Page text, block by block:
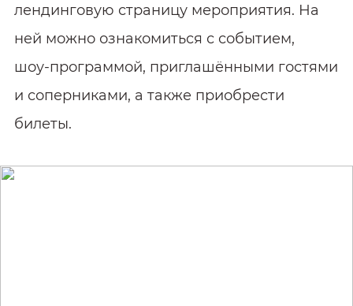
лендинговую страницу мероприятия. На
ней можно ознакомиться с событием,
шоу‑программой, приглашёнными гостями
и соперниками, а также приобрести
билеты.